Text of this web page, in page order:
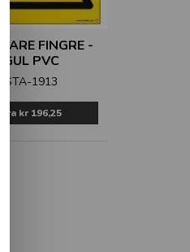
FINGRE -
GUL PVC
STA-1913
Fra kr 196,25